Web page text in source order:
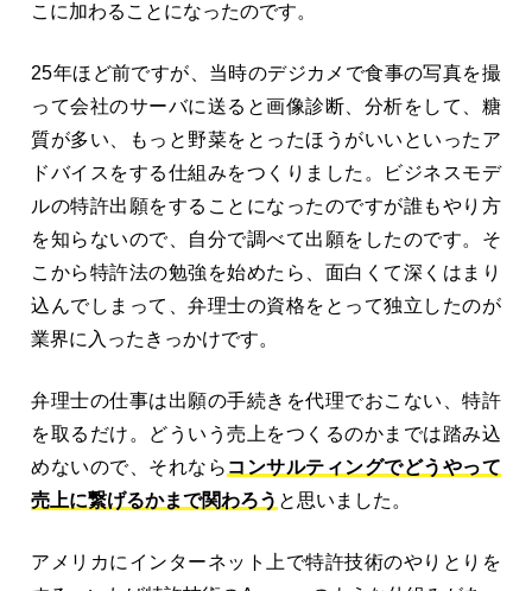
こに加わることになったのです。
25年ほど前ですが、当時のデジカメで食事の写真を撮
って会社のサーバに送ると画像診断、分析をして、糖
質が多い、もっと野菜をとったほうがいいといったア
ドバイスをする仕組みをつくりました。ビジネスモデ
ルの特許出願をすることになったのですが誰もやり方
を知らないので、自分で調べて出願をしたのです。そ
こから特許法の勉強を始めたら、面白くて深くはまり
込んでしまって、弁理士の資格をとって独立したのが
業界に入ったきっかけです。
弁理士の仕事は出願の手続きを代理でおこない、特許
を取るだけ。どういう売上をつくるのかまでは踏み込
めないので、それなら コンサルティングでどうやって
売上に繋げるかまで関わろう と思いました。
アメリカにインターネット上で特許技術のやりとりを